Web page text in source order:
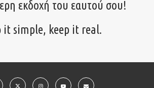
εκδοχή του εαυτού σου!
it simple, keep it real.